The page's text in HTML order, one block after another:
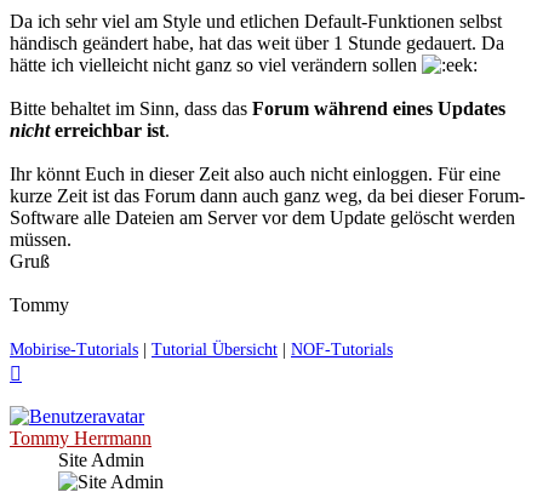
Da ich sehr viel am Style und etlichen Default-Funktionen selbst
händisch geändert habe, hat das weit über 1 Stunde gedauert. Da
hätte ich vielleicht nicht ganz so viel verändern sollen
Bitte behaltet im Sinn, dass das Forum während eines Updates
nichterreichbar ist.
Ihr könnt Euch in dieser Zeit also auch nicht einloggen. Für eine
kurze Zeit ist das Forum dann auch ganz weg, da bei dieser Forum-
Software alle Dateien am Server vor dem Update gelöscht werden
müssen.
Gruß
Tommy
Mobirise-Tutorials Tutorial Übersicht NOF-Tutorials
Tommy Herrmann
Site Admin